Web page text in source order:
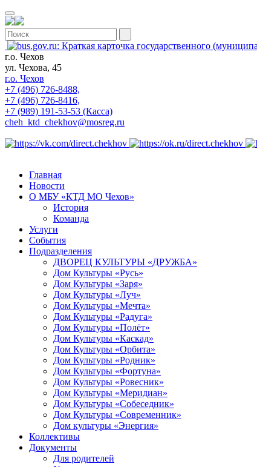
г.о. Чехов
ул. Чехова, 45
г.о. Чехов
+7 (496) 726-8488,
+7 (496) 726-8416,
+7 (989) 191-53-53 (Касса)
cheh_ktd_chekhov@mosreg.ru
Главная
Новости
О МБУ «КТД МО Чехов»
История
Команда
Услуги
События
Подразделения
ДВОРЕЦ КУЛЬТУРЫ «ДРУЖБА»
Дом Культуры «Русь»
Дом Культуры «Заря»
Дом Культуры «Луч»
Дом Культуры «Мечта»
Дом Культуры «Радуга»
Дом Культуры «Полёт»
Дом Культуры «Каскад»
Дом Культуры «Орбита»
Дом Культуры «Родник»
Дом Культуры «Фортуна»
Дом Культуры «Ровесник»
Дом Культуры «Меридиан»
Дом Культуры «Собеседник»
Дом Культуры «Современник»
Дом культуры «Энергия»
Коллективы
Документы
Для родителей